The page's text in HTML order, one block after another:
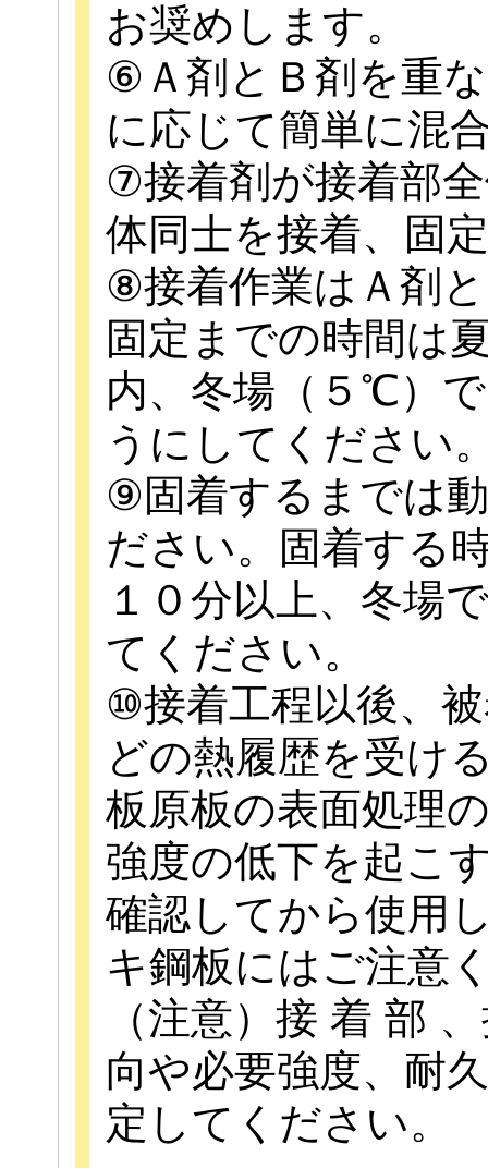
お奨めします。
⑥Ａ剤とＢ剤を重
に応じて簡単に混
⑦接着剤が接着部
体同士を接着、固
⑧接着作業はＡ剤
固定までの時間は
内、冬場（５℃）
うにしてください
⑨固着するまでは
ださい。固着する
１０分以上、冬場
てください。
⑩接着工程以後、
どの熱履歴を受け
板原板の表面処理
強度の低下を起こ
確認してから使用
キ鋼板にはご注意
（注意）接 着 部
向や必要強度、耐
定してください。